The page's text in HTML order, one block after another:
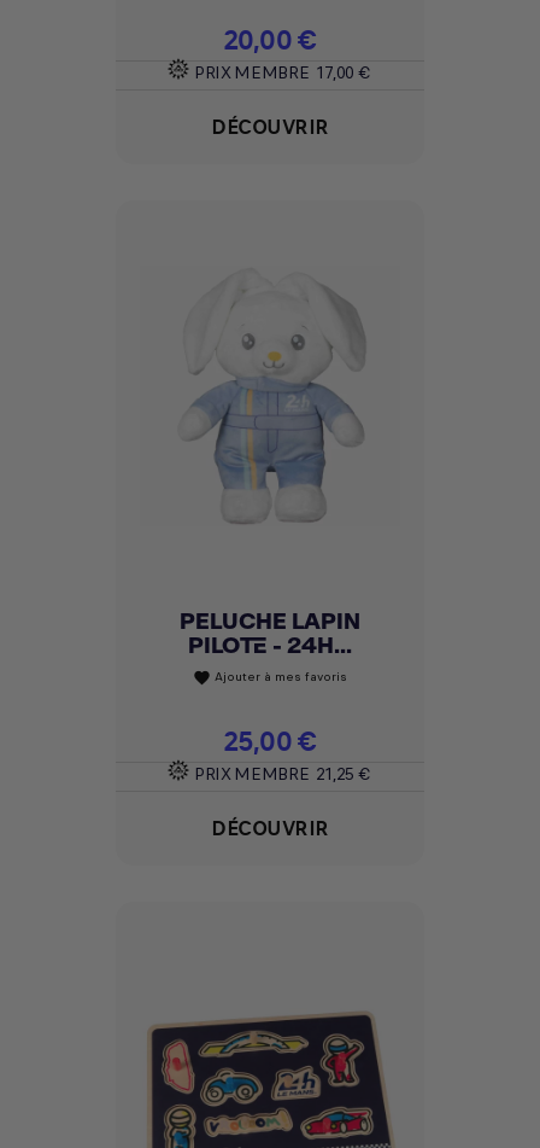
Prix
20,00 €
PRIX MEMBRE 17,00 €
DÉCOUVRIR
PELUCHE LAPIN
PILOTE - 24H...
favorite Ajouter à mes favoris
Prix
25,00 €
PRIX MEMBRE 21,25 €
DÉCOUVRIR